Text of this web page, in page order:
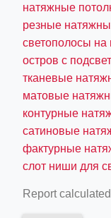
натяжные
резные
светополосы на
остров с
тканевые
матовые
контурные
сатиновые
фактурные
слот ниши для
Report calculated